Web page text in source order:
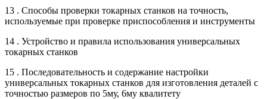
13 . Способы проверки токарных станков на точность,
используемые при проверке приспособления и инструменты
14 . Устройство и правила использования универсальных
токарных станков
15 . Последовательность и содержание настройки
универсальных токарных станков для изготовления деталей с
точностью размеров по 5му, 6му квалитету